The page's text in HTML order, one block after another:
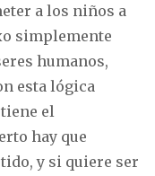
a los niños a
simplemente
humanos,
esta lógica
el
hay que
y si quiere ser